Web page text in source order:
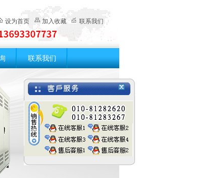
设为首页 加入收藏 联系我们
联系我们